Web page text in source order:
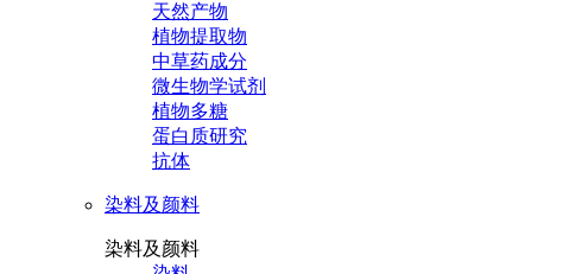
天然产物
植物提取物
中草药成分
微生物学试剂
植物多糖
蛋白质研究
抗体
染料及颜料
染料及颜料